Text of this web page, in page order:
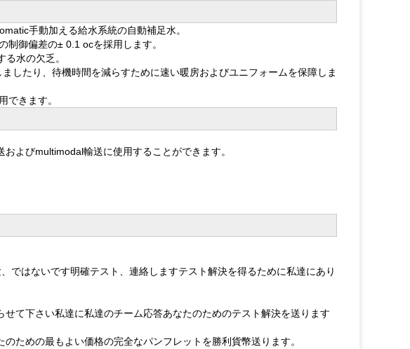
手動加える給水系統の自動補足水。
制御偏差の± 0.1 ocを採用します。
水の欠乏。
したり、待機時間を減らすために速い暖房およびユニフォームを保障しま
できます。
よびmultimodal輸送に使用することができます。
ではないです明確テスト、連絡しますテスト解決を得るために私達にあり
て下さい私達に私達のチーム応答あなたのためのテスト解決を送ります
ための最もよい価格の完全なパンフレットを勝利貨幣送ります。